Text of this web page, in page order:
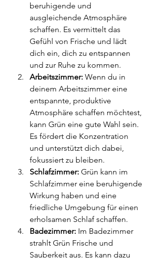
beruhigende und
ausgleichende Atmosphäre
schaffen. Es vermittelt das
Gefühl von Frische und lädt
dich ein, dich zu entspannen
und zur Ruhe zu kommen.
Arbeitszimmer: Wenn du in
deinem Arbeitszimmer eine
entspannte, produktive
Atmosphäre schaffen möchtest,
kann Grün eine gute Wahl sein.
Es fördert die Konzentration
und unterstützt dich dabei,
fokussiert zu bleiben.
Schlafzimmer: Grün kann im
Schlafzimmer eine beruhigende
Wirkung haben und eine
friedliche Umgebung für einen
erholsamen Schlaf schaffen.
Badezimmer: Im Badezimmer
strahlt Grün Frische und
Sauberkeit aus. Es kann dazu